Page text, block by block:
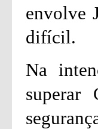
envolve
difícil.
Na
superar